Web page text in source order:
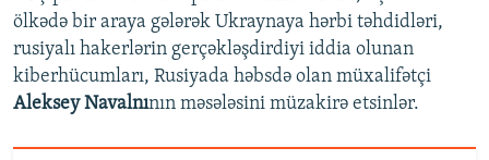
ölkədə bir araya gələrək Ukraynaya hərbi təhdidləri,
rusiyalı hakerlərin gerçəkləşdirdiyi iddia olunan
kiberhücumları, Rusiyada həbsdə olan müxalifətçi
Aleksey Navalnının məsələsini müzakirə etsinlər.